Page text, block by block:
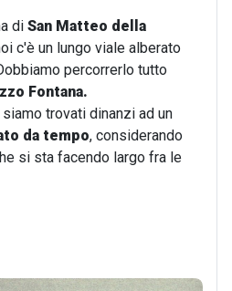
di San Matteo della
c'è un lungo viale alberato
percorrerlo tutto
Fontana.
trovati dinanzi ad un
da tempo, considerando
si sta facendo largo fra le